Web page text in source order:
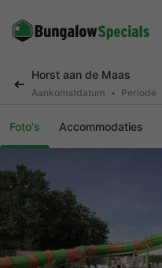
Horst aan de Maas
Aankomstdatum Periode
Foto's Accommodaties